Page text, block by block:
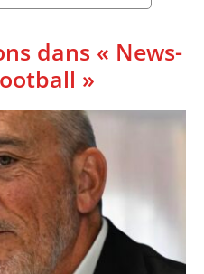
dans « News-
»